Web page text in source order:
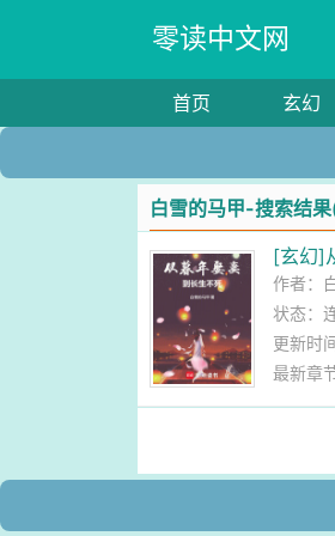
零读中文网
首页 玄幻
白雪的马甲-搜索结
[玄幻]
作者：
状态：
更新时
最新章